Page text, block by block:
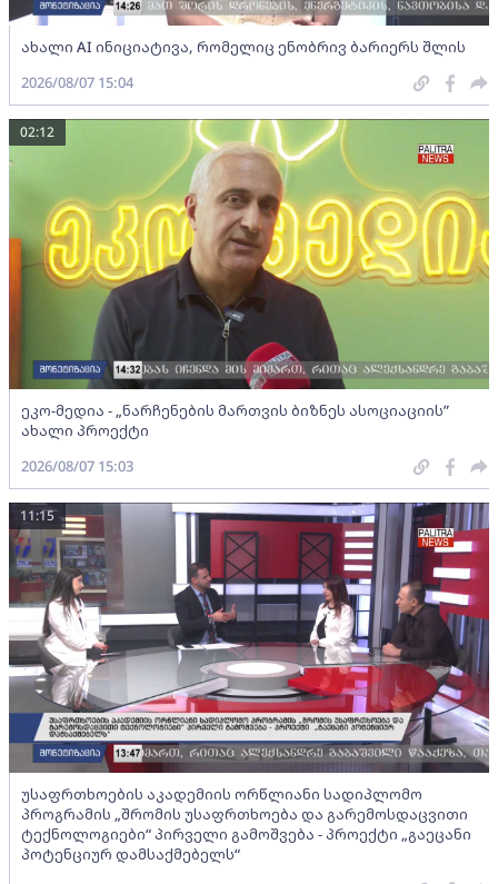
ახალი AI ინიციატივა, რომელიც ენობრივ ბარიერს შლის
2026/08/07 15:04
ეკო-მედია - „ნარჩენების მართვის ბიზნეს ასოციაციის”
ახალი პროექტი
02:12
2026/08/07 15:03
უსაფრთხოების აკადემიის ორწლიანი სადიპლომო
პროგრამის „შრომის უსაფრთხოება და გარემოსდაცვითი
ტექნოლოგიები“ პირველი გამოშვება - პროექტი „გაეცანი
პოტენციურ დამსაქმებელს“
11:15